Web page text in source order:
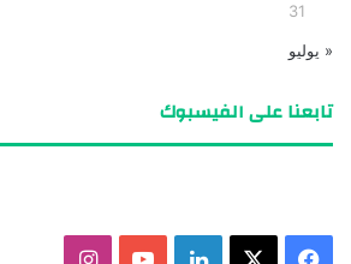
31
« يوليو
تابعنا على الفيسبوك